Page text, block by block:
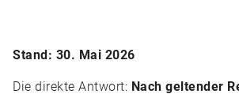
Stand: 30. Mai 2026
Die direkte Antwort: Nach geltender